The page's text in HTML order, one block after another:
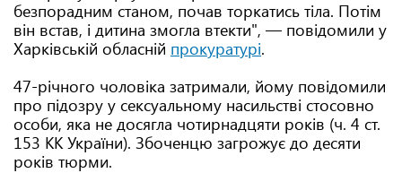
безпорадним станом, почав торкатись тіла. Потім
він встав, і дитина змогла втекти", — повідомили у
Харківській обласній прокуратурі.
47-річного чоловіка затримали, йому повідомили
про підозру у сексуальному насильстві стосовно
особи, яка не досягла чотирнадцяти років (ч. 4 ст.
153 КК України). Збоченцю загрожує до десяти
років тюрми.